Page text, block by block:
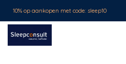
10% op aankopen met code: sleep10